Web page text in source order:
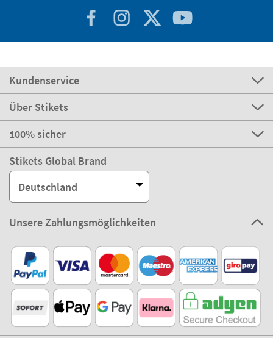
Kundenservice
Über Stikets
100% sicher
Stikets Global Brand
Deutschland
Unsere Zahlungsmöglichkeiten